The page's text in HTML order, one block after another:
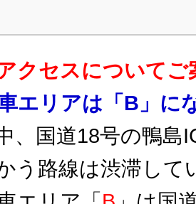
クセスについてご
エリアは「B」に
、国道18号の鴨島
う路線は渋滞して